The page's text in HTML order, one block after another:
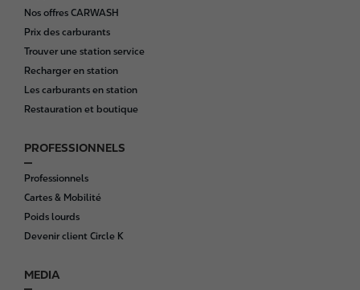
Nos offres CARWASH
Prix des carburants
Trouver une station service
Recharger en station
Les carburants en station
Restauration et boutique
PROFESSIONNELS
Professionnels
Cartes & Mobilité
Poids lourds
Devenir client Circle K
MEDIA